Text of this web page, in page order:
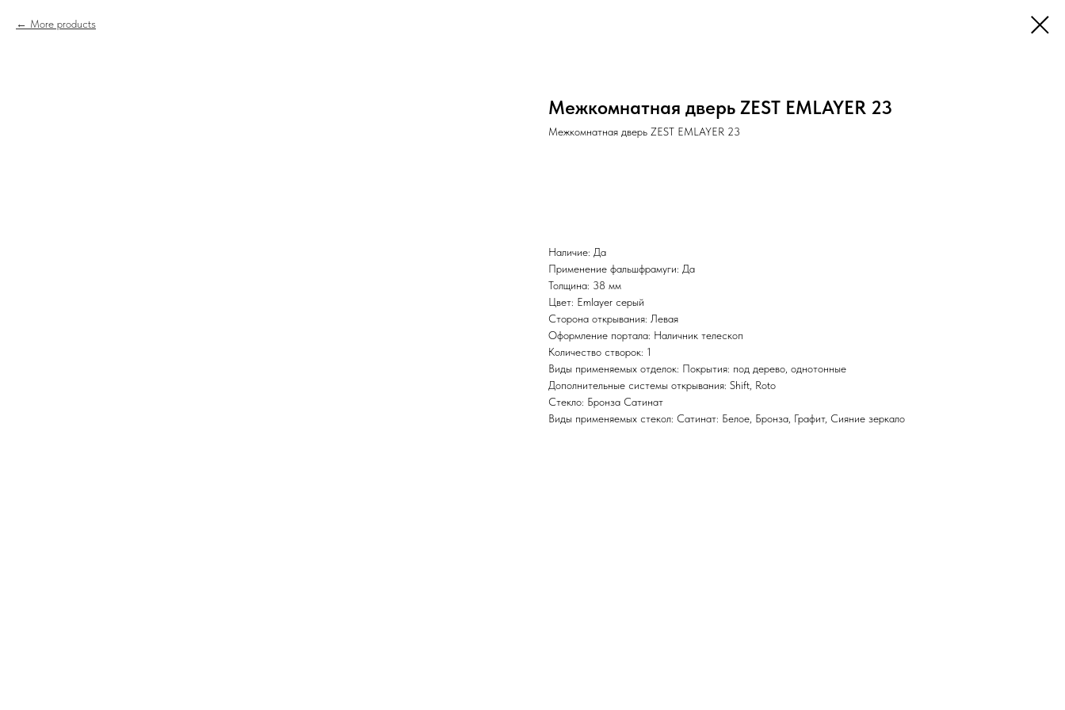
More products
Межкомнатная дверь ZEST EMLAYER 23
Межкомнатная дверь ZEST EMLAYER 23
Наличие: Да
Применение фальшфрамуги: Да
Толщина: 38 мм
Цвет: Emlayer серый
Сторона открывания: Левая
Оформление портала: Наличник телескоп
Количество створок: 1
Виды применяемых отделок: Покрытия: под дерево, однотонные
Дополнительные системы открывания: Shift, Roto
Стекло: Бронза Сатинат
Виды применяемых стекол: Сатинат: Белое, Бронза, Графит, Сияние зеркало